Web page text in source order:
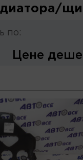
по:
Цене